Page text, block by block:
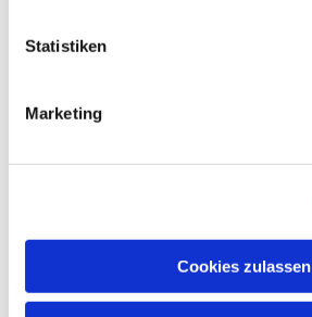
Statistiken
Marketing
Cookies zulassen